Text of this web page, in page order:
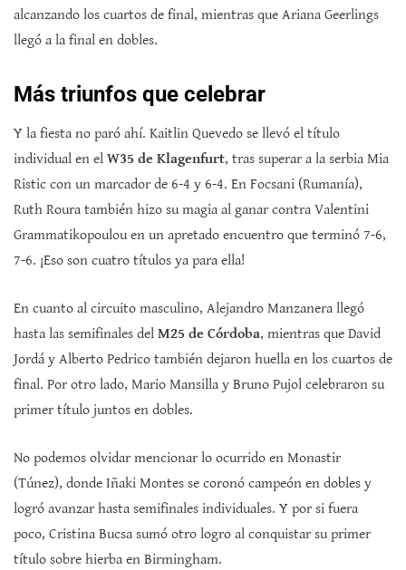
alcanzando los cuartos de final, mientras que Ariana Geerlings
llegó a la final en dobles.
Más triunfos que celebrar
Y la fiesta no paró ahí. Kaitlin Quevedo se llevó el título
individual en el W35 de Klagenfurt, tras superar a la serbia Mia
Ristic con un marcador de 6-4 y 6-4. En Focsani (Rumanía),
Ruth Roura también hizo su magia al ganar contra Valentini
Grammatikopoulou en un apretado encuentro que terminó 7-6,
7-6. ¡Eso son cuatro títulos ya para ella!
En cuanto al circuito masculino, Alejandro Manzanera llegó
hasta las semifinales del M25 de Córdoba, mientras que David
Jordá y Alberto Pedrico también dejaron huella en los cuartos de
final. Por otro lado, Mario Mansilla y Bruno Pujol celebraron su
primer título juntos en dobles.
No podemos olvidar mencionar lo ocurrido en Monastir
(Túnez), donde Iñaki Montes se coronó campeón en dobles y
logró avanzar hasta semifinales individuales. Y por si fuera
poco, Cristina Bucsa sumó otro logro al conquistar su primer
título sobre hierba en Birmingham.